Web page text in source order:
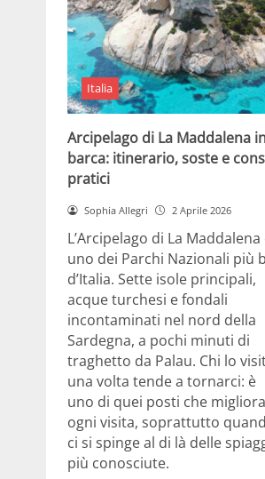
Italia
Arcipelago di La Maddalena
barca: itinerario, soste e
pratici
Sophia Allegri 2 Aprile 2026
L’Arcipelago di La Maddalena
uno dei Parchi Nazionali più
d’Italia. Sette isole principali,
acque turchesi e fondali
incontaminati nel nord della
Sardegna, a pochi minuti di
traghetto da Palau. Chi lo
una volta tende a tornarci: è
uno di quei posti che
ogni visita, soprattutto
ci si spinge al di là delle
più conosciute.